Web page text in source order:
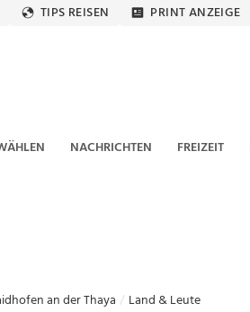
TIPS REISEN PRINT ANZEIGE
NACHRICHTEN FREIZEIT
an der Thaya Land & Leute